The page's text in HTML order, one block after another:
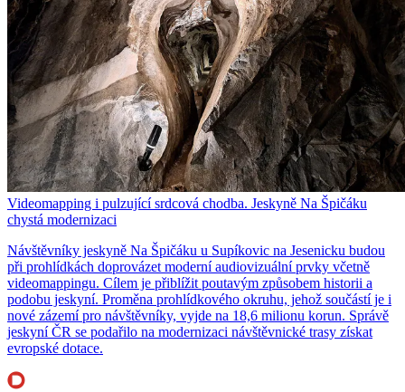
Videomapping i pulzující srdcová chodba. Jeskyně Na Špičáku
chystá modernizaci
Návštěvníky jeskyně Na Špičáku u Supíkovic na Jesenicku budou
při prohlídkách doprovázet moderní audiovizuální prvky včetně
videomappingu. Cílem je přiblížit poutavým způsobem historii a
podobu jeskyní. Proměna prohlídkového okruhu, jehož součástí je i
nové zázemí pro návštěvníky, vyjde na 18,6 milionu korun. Správě
jeskyní ČR se podařilo na modernizaci návštěvnické trasy získat
evropské dotace.